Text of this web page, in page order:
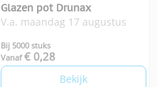
Glazen pot Drunax
V.a. maandag 17 augustus
Bij 5000 stuks
Vanaf € 0,28
Bekijk